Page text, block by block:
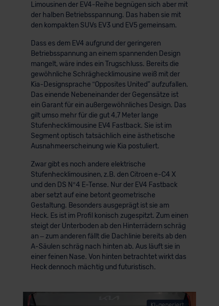
Limousinen der EV4-Reihe begnügen sich aber mit
der halben Betriebsspannung. Das haben sie mit
den kompakten SUVs EV3 und EV5 gemeinsam.
Dass es dem EV4 aufgrund der geringeren
Betriebsspannung an einem spannenden Design
mangelt, wäre indes ein Trugschluss. Bereits die
gewöhnliche Schräghecklimousine weiß mit der
Kia-Designsprache ʺOpposites United" aufzufallen.
Das einende Nebeneinander der Gegensätze ist
ein Garant für ein außergewöhnliches Design. Das
gilt umso mehr für die gut 4,7 Meter lange
Stufenhecklimousine EV4 Fastback. Sie ist im
Segment optisch tatsächlich eine ästhetische
Ausnahmeerscheinung wie Kia postuliert.
Zwar gibt es noch andere elektrische
Stufenhecklimousinen, z.B. den Citroen e-C4 X
und den DS N°4 E-Tense. Nur der EV4 Fastback
aber setzt auf eine betont geometrische
Gestaltung. Besonders ausgeprägt ist sie am
Heck. Es ist im Profil konisch zugespitzt. Zum einen
steigt der Unterboden ab den Hinterrädern schräg
an – zum anderen fällt die Dachlinie bereits ab den
A-Säulen schräg nach hinten ab. Aus läuft sie in
einer feinen Nase. Von hinten betrachtet wirkt das
Heck dennoch mächtig und futuristisch.